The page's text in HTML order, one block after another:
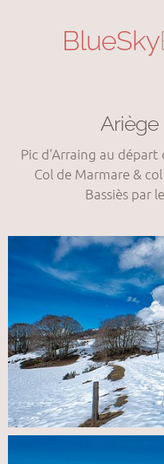
BlueSky
Ariège
Pic d'Arraing au départ
Col de Marmare &
Bassiès par